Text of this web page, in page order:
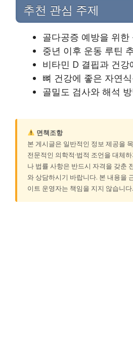
추천 관심 주제
골다공증 예방을 위한
중년 이후 운동 루틴
비타민 D 결핍과 건
뼈 건강에 좋은 자연
골밀도 검사와 해석
면책조항
본 게시글은 일반적인 정보 제공을
전문적인 의학적·법적 조언을 대체
나 법률 사항은 반드시 자격을 갖춘
와 상담하시기 바랍니다. 본 내용을
이트 운영자는 책임을 지지 않습니다.